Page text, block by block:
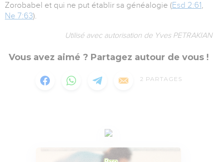
Zorobabel et qui ne put établir sa généalogie (Esd 2:61,
Ne 7:63).
Utilisé avec autorisation de Yves PETRAKIAN
Vous avez aimé ? Partagez autour de vous !
2 PARTAGES